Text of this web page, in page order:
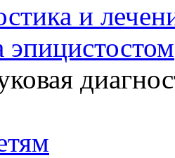
и
эпицистостом